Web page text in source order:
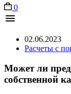
0
02.06.2023
Расчеты с
Может ли
собственной